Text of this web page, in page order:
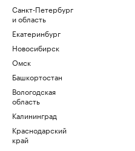
Санкт-Петербург
и область
Екатеринбург
Новосибирск
Омск
Башкортостан
Вологодская
область
Калининград
Краснодарский
край